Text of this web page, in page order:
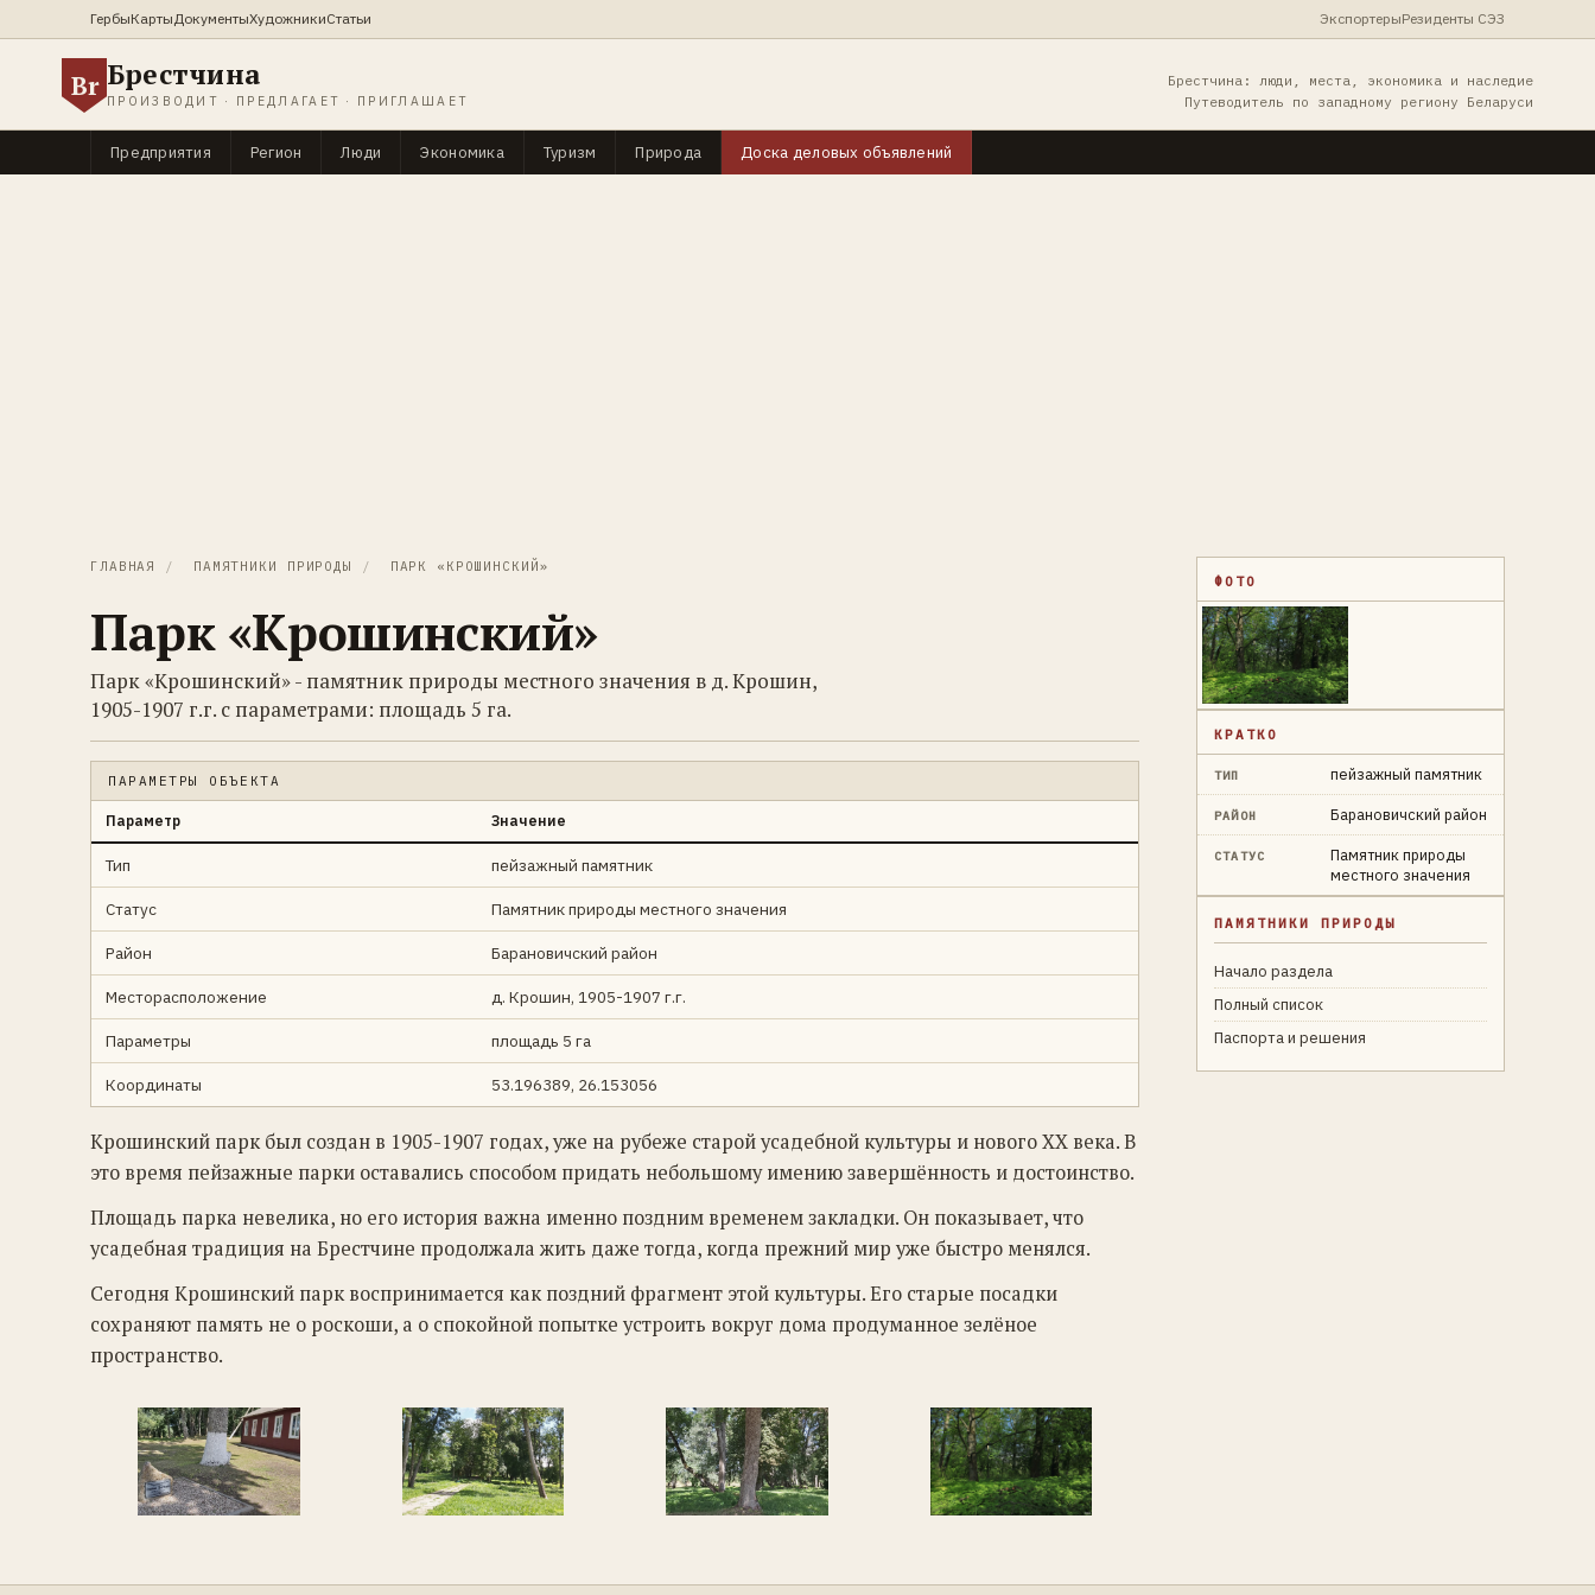
ГербыКартыДокументыХудожникиСтатьи ЭкспортерыРезиденты СЭЗ
Br Брестчина
ПРОИЗВОДИТ · ПРЕДЛАГАЕТ · ПРИГЛАШАЕТ
Брестчина: люди, места, экономика и наследие
Путеводитель по западному региону Беларуси
Предприятия Регион Люди Экономика Туризм Природа Доска деловых объявлений
ГЛАВНАЯ / ПАМЯТНИКИ ПРИРОДЫ / ПАРК «КРОШИНСКИЙ»
Парк «Крошинский»
Парк «Крошинский» - памятник природы местного значения в д. Крошин,
1905-1907 г.г. с параметрами: площадь 5 га.
ПАРАМЕТРЫ ОБЪЕКТА
Параметр Значение
Тип пейзажный памятник
Статус Памятник природы местного значения
Район Барановичский район
Месторасположение д. Крошин, 1905-1907 г.г.
Параметры площадь 5 га
Координаты 53.196389, 26.153056
Крошинский парк был создан в 1905-1907 годах, уже на рубеже старой усадебной культуры и нового XX века. В
это время пейзажные парки оставались способом придать небольшому имению завершённость и достоинство.
Площадь парка невелика, но его история важна именно поздним временем закладки. Он показывает, что
усадебная традиция на Брестчине продолжала жить даже тогда, когда прежний мир уже быстро менялся.
Сегодня Крошинский парк воспринимается как поздний фрагмент этой культуры. Его старые посадки
сохраняют память не о роскоши, а о спокойной попытке устроить вокруг дома продуманное зелёное
пространство.
ФОТО
КРАТКО
ТИП пейзажный памятник
РАЙОН Барановичский район
СТАТУС
Памятник природы
местного значения
ПАМЯТНИКИ ПРИРОДЫ
Начало раздела
Полный список
Паспорта и решения